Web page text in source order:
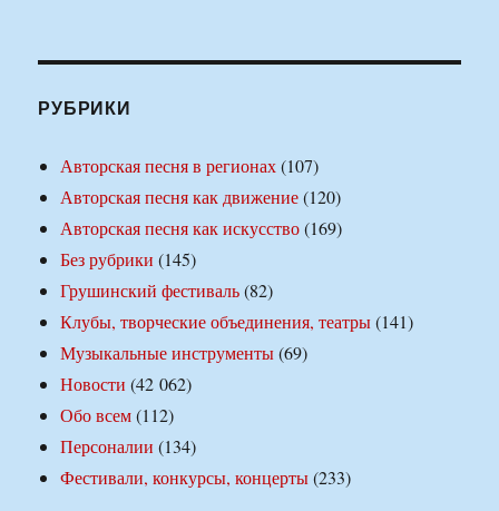
РУБРИКИ
Авторская песня в регионах(107)
Авторская песня как движение(120)
Авторская песня как искусство(169)
Без рубрики (145)
Грушинский фестиваль(82)
Клубы, творческие объединения, театры(141)
Музыкальные инструменты(69)
Новости (42 062)
Обо всем(112)
Персоналии (134)
Фестивали, конкурсы, концерты(233)